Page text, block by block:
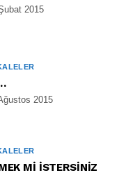
2015
2015
Mİ İSTERSİNİZ